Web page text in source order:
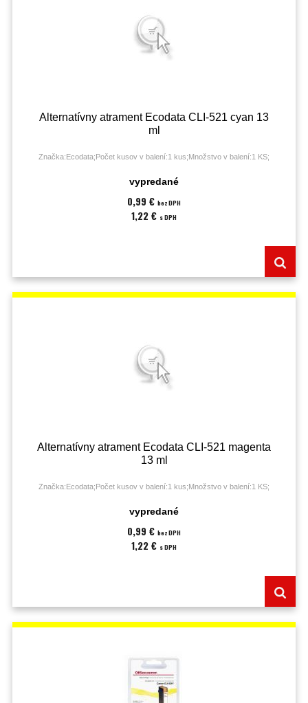
Alternatívny atrament Ecodata CLI-521 cyan 13
ml
Značka:Ecodata;Počet kusov v balení:1 kus;Množstvo v balení:1 KS;
vypredané
0,99 € bez DPH
1,22 € s DPH
Alternatívny atrament Ecodata CLI-521 magenta
13 ml
Značka:Ecodata;Počet kusov v balení:1 kus;Množstvo v balení:1 KS;
vypredané
0,99 € bez DPH
1,22 € s DPH